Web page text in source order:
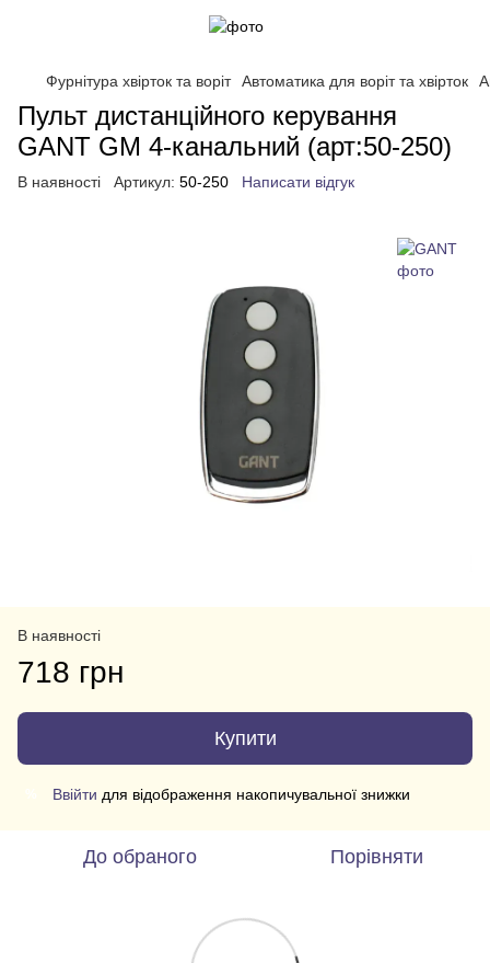
Фурнітура хвірток та воріт Автоматика для воріт та хвірток
Пульт дистанційного керування
GANT GM 4-канальний (арт:50-250)
В наявності Артикул: 50-250 Написати відгук
В наявності
718 грн
Купити
Ввійти для відображення накопичувальної знижки
До обраного Порівняти